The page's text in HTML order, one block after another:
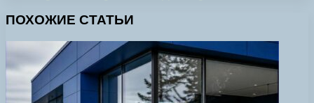
ПОХОЖИЕ СТАТЬИ